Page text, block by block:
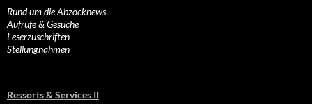
Rund um die Abzocknews
Aufrufe & Gesuche
Leserzuschriften
Stellungnahmen
Ressorts & Services II